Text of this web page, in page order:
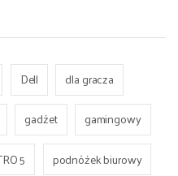
Dell
dla gracza
gadżet
gamingowy
5
podnóżek biurowy